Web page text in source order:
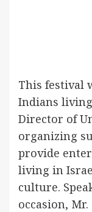
This festival
Indians
Director of
organizing
provide
living in
culture.
occasion,